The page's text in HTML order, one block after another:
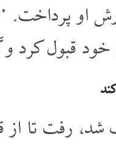
او پرداخت.
خود قبول
رفت تا از